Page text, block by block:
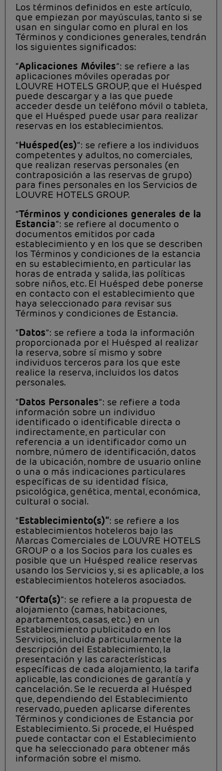
Los términos definidos en este artículo,
que empiezan por mayúsculas, tanto si se
usan en singular como en plural en los
Términos y condiciones generales, tendrán
los siguientes significados:
“Aplicaciones Móviles”: se refiere a las
aplicaciones móviles operadas por
LOUVRE HOTELS GROUP, que el Huésped
puede descargar y a las que puede
acceder desde un teléfono móvil o tableta,
que el Huésped puede usar para realizar
reservas en los establecimientos.
“Huésped(es)”: se refiere a los individuos
competentes y adultos, no comerciales,
que realizan reservas personales (en
contraposición a las reservas de grupo)
para fines personales en los Servicios de
LOUVRE HOTELS GROUP.
“Términos y condiciones generales de la
Estancia”: se refiere al documento o
documentos emitidos por cada
establecimiento y en los que se describen
los Términos y condiciones de la estancia
en su establecimiento, en particular las
horas de entrada y salida, las políticas
sobre niños, etc. El Huésped debe ponerse
en contacto con el establecimiento que
haya seleccionado para revisar sus
Términos y condiciones de Estancia.
“Datos”: se refiere a toda la información
proporcionada por el Huésped al realizar
la reserva, sobre sí mismo y sobre
individuos terceros para los que este
realice la reserva, incluidos los datos
personales.
“Datos Personales”: se refiere a toda
información sobre un individuo
identificado o identificable directa o
indirectamente, en particular con
referencia a un identificador como un
nombre, número de identificación, datos
de la ubicación, nombre de usuario online
o una o más indicaciones particulares
específicas de su identidad física,
psicológica, genética, mental, económica,
cultural o social.
“Establecimiento(s)”: se refiere a los
establecimientos hoteleros bajo las
Marcas Comerciales de LOUVRE HOTELS
GROUP o a los Socios para los cuales es
posible que un Huésped realice reservas
usando los Servicios y, si es aplicable, a los
establecimientos hoteleros asociados.
“Oferta(s)”: se refiere a la propuesta de
alojamiento (camas, habitaciones,
apartamentos, casas, etc.) en un
Establecimiento publicitado en los
Servicios, incluida particularmente la
descripción del Establecimiento, la
presentación y las características
específicas de cada alojamiento, la tarifa
aplicable, las condiciones de garantía y
cancelación. Se le recuerda al Huésped
que, dependiendo del Establecimiento
reservado, pueden aplicarse diferentes
Términos y condiciones de Estancia por
Establecimiento. Si procede, el Huésped
puede contactar con el Establecimiento
que ha seleccionado para obtener más
información sobre el mismo.